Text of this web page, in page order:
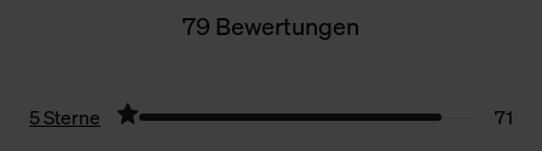
79 Bewertungen
5 Sterne
71